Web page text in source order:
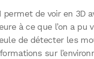
permet de voir en 3D
à ce que l’on a pu
de détecter les
sur